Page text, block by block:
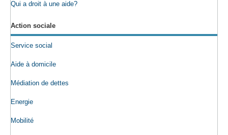
Qui a droit à une aide?
Action sociale
Service social
Aide à domicile
Médiation de dettes
Energie
Mobilité